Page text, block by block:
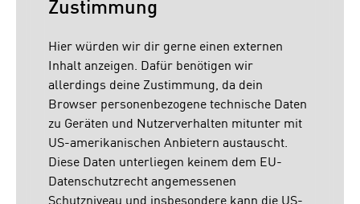
Zustimmung
Hier würden wir dir gerne einen externen
Inhalt anzeigen. Dafür benötigen wir
allerdings deine Zustimmung, da dein
Browser personenbezogene technische Daten
zu Geräten und Nutzerverhalten mitunter mit
US-amerikanischen Anbietern austauscht.
Diese Daten unterliegen keinem dem EU-
Datenschutzrecht angemessenen